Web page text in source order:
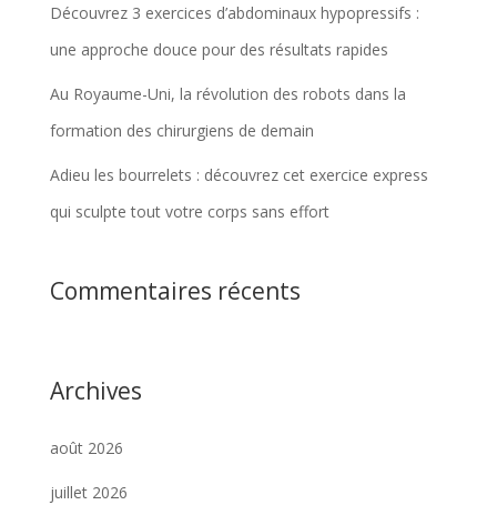
Découvrez 3 exercices d’abdominaux hypopressifs :
une approche douce pour des résultats rapides
Au Royaume-Uni, la révolution des robots dans la
formation des chirurgiens de demain
Adieu les bourrelets : découvrez cet exercice express
qui sculpte tout votre corps sans effort
Commentaires récents
Archives
août 2026
juillet 2026